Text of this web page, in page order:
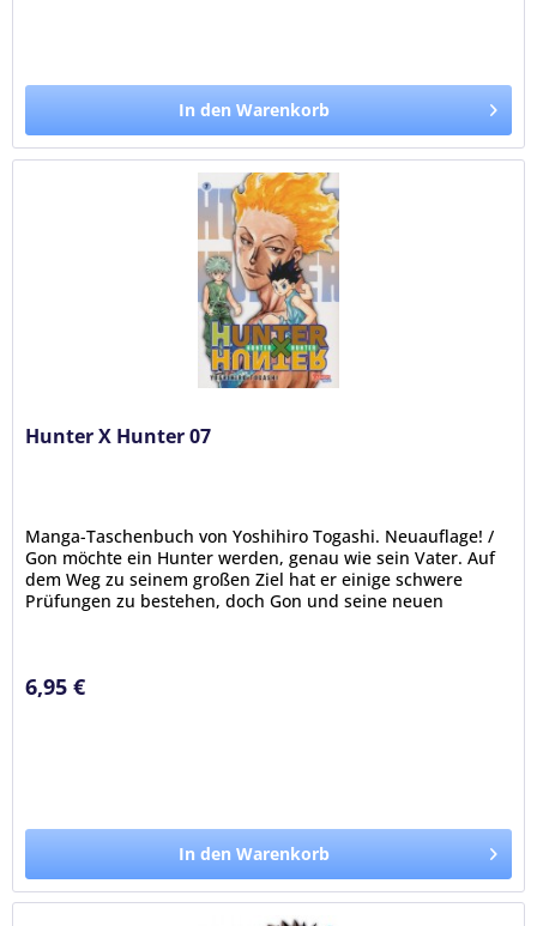
In den Warenkorb
Hunter X Hunter 07
Manga-Taschenbuch von Yoshihiro Togashi. Neuauflage! /
Gon möchte ein Hunter werden, genau wie sein Vater. Auf
dem Weg zu seinem großen Ziel hat er einige schwere
Prüfungen zu bestehen, doch Gon und seine neuen
6,95 €
In den Warenkorb